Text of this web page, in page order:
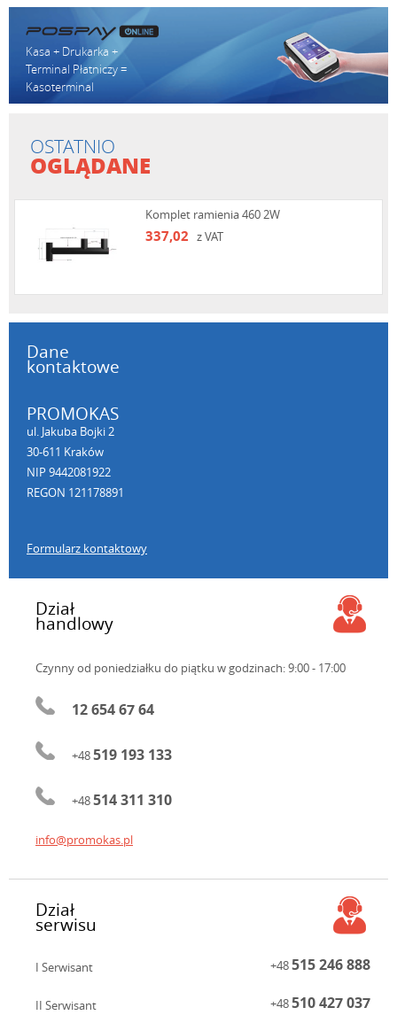
Kasa + Drukarka +
Terminal Płatniczy =
Kasoterminal
OSTATNIO
OGLĄDANE
Komplet ramienia 460 2W
337,02 z VAT
Dane
kontaktowe
PROMOKAS
ul. Jakuba Bojki 2
30-611 Kraków
NIP 9442081922
REGON 121178891
Formularz kontaktowy
Dział
handlowy
Czynny od poniedziałku do piątku w godzinach: 9:00 - 17:00
12 654 67 64
+48519 193 133
+48514 311 310
info@promokas.pl
Dział
serwisu
I Serwisant +48515 246 888
II Serwisant +48510 427 037